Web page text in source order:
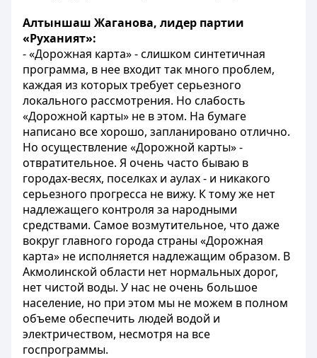
Алтыншаш Жаганова, лидер партии
«Руханият»:
- «Дорожная карта» - слишком синтетичная
программа, в нее входит так много проблем,
каждая из которых требует серьезного
локального рассмотрения. Но слабость
«Дорожной карты» не в этом. На бумаге
написано все хорошо, запланировано отлично.
Но осуществление «Дорожной карты» -
отвратительное. Я очень часто бываю в
городах-весях, поселках и аулах - и никакого
серьезного прогресса не вижу. К тому же нет
надлежащего контроля за народными
средствами. Самое возмутительное, что даже
вокруг главного города страны «Дорожная
карта» не исполняется надлежащим образом. В
Акмолинской области нет нормальных дорог,
нет чистой воды. У нас не очень большое
население, но при этом мы не можем в полном
объеме обеспечить людей водой и
электричеством, несмотря на все
госпрограммы.